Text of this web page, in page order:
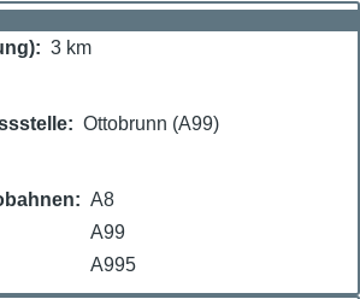
3 km
Ottobrunn (A99)
A8
A99
A995